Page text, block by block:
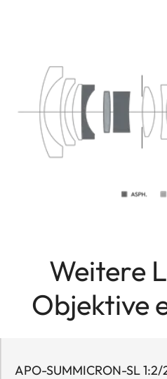
Weitere
Objektive
APO-SUMMICRON-SL 1:2/